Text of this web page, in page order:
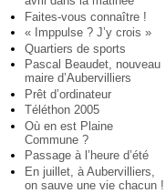
Faites-vous connaître !
« Imppulse ? J’y crois »
Quartiers de sports
Pascal Beaudet, nouveau
maire d’Aubervilliers
Prêt d’ordinateur
Téléthon 2005
Où en est Plaine
Commune ?
Passage à l’heure d’été
En juillet, à Aubervilliers,
on sauve une vie chacun !